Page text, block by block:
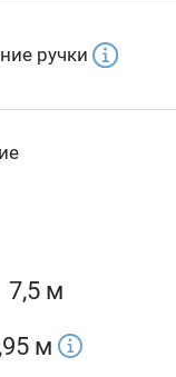
ручки
7,5 м
м